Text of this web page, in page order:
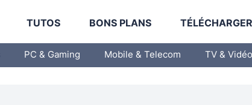
TUTOS BONS PLANS
PC & Gaming Mobile & Telecom TV & Vidéo